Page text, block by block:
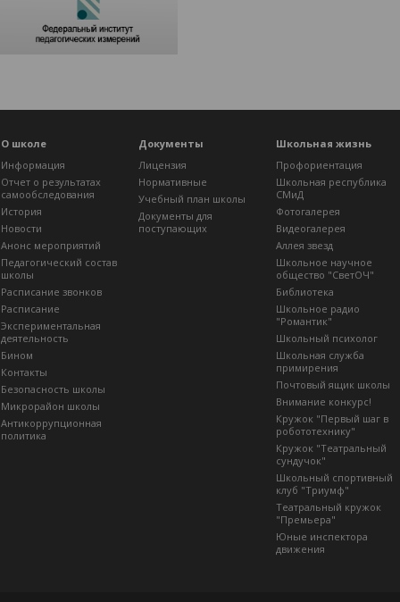
О школе
Информация
Отчет о результатах
самообследования
История
Новости
Анонс мероприятий
Педагогический состав
школы
Расписание звонков
Расписание
Экспериментальная
деятельность
Бином
Контакты
Безопасность школы
Микрорайон школы
Антикоррупционная
политика
Документы
Лицензия
Нормативные
Учебный план школы
Документы для
поступающих
Школьная жизнь
Профориентация
Школьная республика
СМиД
Фотогалерея
Видеогалерея
Аллея звезд
Школьное научное
общество "СветОЧ"
Библиотека
Школьное радио
"Романтик"
Школьный психолог
Школьная служба
примирения
Почтовый ящик школы
Внимание конкурс!
Кружок "Первый шаг в
робототехнику"
Кружок "Театральный
сундучок"
Школьный спортивный
клуб "Триумф"
Театральный кружок
"Премьера"
Юные инспектора
движения